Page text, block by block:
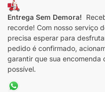
Entrega Sem Demora!
recorde! Com nosso serviço
precisa esperar para
pedido é confirmado,
garantir que sua encomenda
possível.